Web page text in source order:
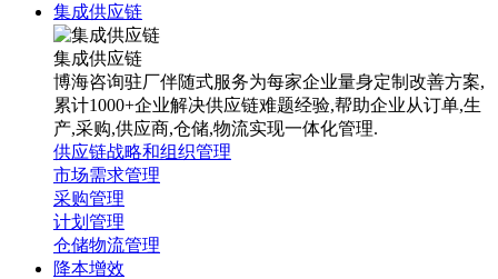
集成供应链
集成供应链
博海咨询驻厂伴随式服务为每家企业量身定制改善方案,
累计1000+企业解决供应链难题经验,帮助企业从订单,生
产,采购,供应商,仓储,物流实现一体化管理.
供应链战略和组织管理
市场需求管理
采购管理
计划管理
仓储物流管理
降本增效